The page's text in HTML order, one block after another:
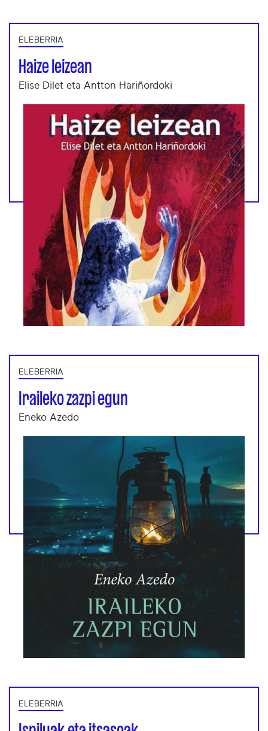
ELEBERRIA
Haize leizean
Elise Dilet eta Antton Hariñordoki
ELEBERRIA
Iraileko zazpi egun
Eneko Azedo
ELEBERRIA